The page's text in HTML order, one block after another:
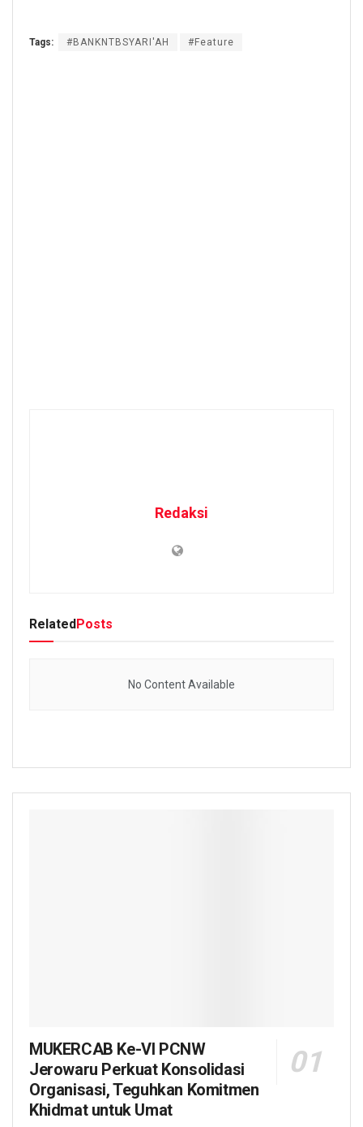
Tags: #BANKNTBSYARI'AH #Feature
Redaksi
RelatedPosts
No Content Available
MUKERCAB Ke-VI PCNW
Jerowaru Perkuat Konsolidasi
Organisasi, Teguhkan Komitmen
Khidmat untuk Umat